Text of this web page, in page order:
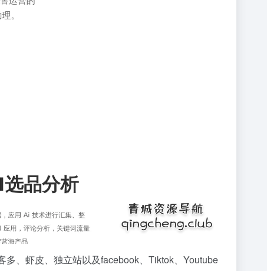
、虾皮、独立站以及facebook、Tiktok、Youtube